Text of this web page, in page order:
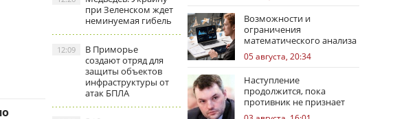
при Зеленском ждет
неминуемая гибель
В Приморье
создают отряд для
защиты объектов
инфраструктуры от
атак БПЛА
12:09
Возможности и
ограничения
математического анализа
избирательных кампаний
05 августа, 20:34
Наступление
продолжится, пока
противник не признает
стратегическое